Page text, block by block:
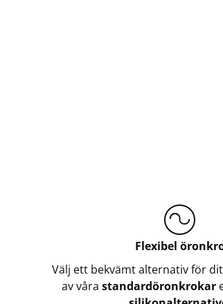
Flexibel
Välj ett bekvämt alternativ för
av vårastandardöronkrokar